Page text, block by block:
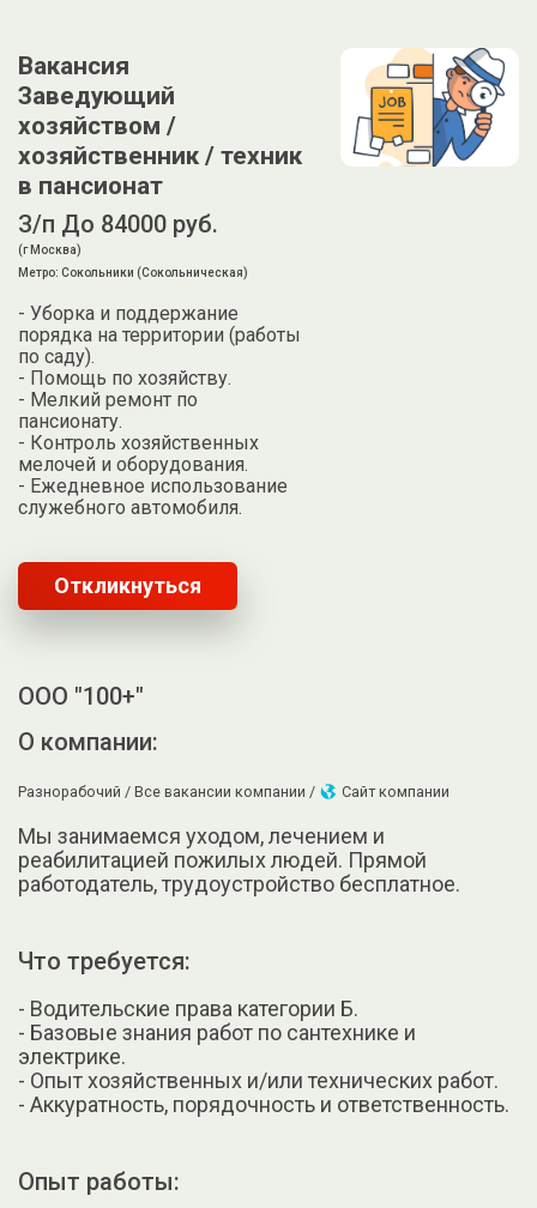
Вакансия
Заведующий
хозяйством /
хозяйственник / техник
в пансионат
З/п До 84000 руб.
(г Москва)
Метро: Сокольники (Сокольническая)
- Уборка и поддержание
порядка на территории (работы
по саду).
- Помощь по хозяйству.
- Мелкий ремонт по
пансионату.
- Контроль хозяйственных
мелочей и оборудования.
- Ежедневное использование
служебного автомобиля.
Откликнуться
ООО "100+"
О компании:
Разнорабочий / Все вакансии компании / Сайт компании
Мы занимаемся уходом, лечением и
реабилитацией пожилых людей. Прямой
работодатель, трудоустройство бесплатное.
Что требуется:
- Водительские права категории Б.
- Базовые знания работ по сантехнике и
электрике.
- Опыт хозяйственных и/или технических работ.
- Аккуратность, порядочность и ответственность.
Опыт работы: